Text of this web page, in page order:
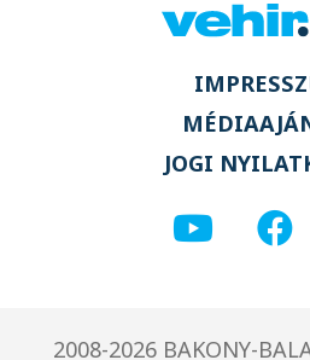
JOGI
2008-2026 BAKONY-